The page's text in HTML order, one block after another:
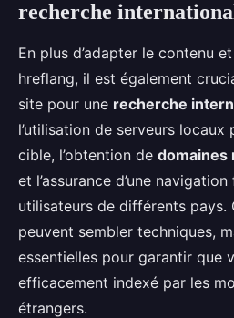
recherche
En plus d’adapter le contenu
hreflang, il est également
site pour une recherche
l’utilisation de serveurs locaux
cible, l’obtention de domaines
et l’assurance d’une
utilisateurs de différents pays.
peuvent sembler techniques,
essentielles pour garantir que
efficacement indexé par les
étrangers.